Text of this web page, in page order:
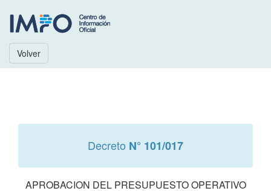
Volver
Decreto N° 101/017
APROBACION DEL PRESUPUESTO OPERATIVO